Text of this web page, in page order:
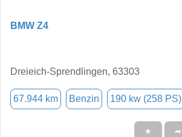
BMW Z4
Dreieich-Sprendlingen, 63303
67.944 km Benzin 190 kw (258 PS)
★ ➦